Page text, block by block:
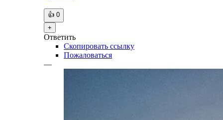
👍 0
+
Ответить
Скопировать ссылку
Пожаловаться
—